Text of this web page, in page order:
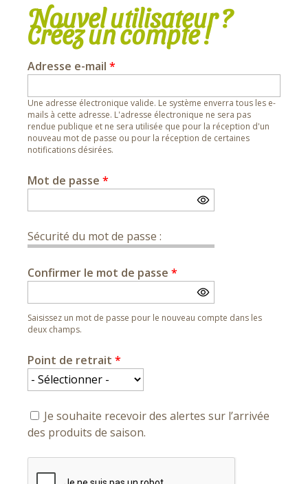
Nouvel utilisateur ?
Créez un compte !
Adresse e-mail *
Une adresse électronique valide. Le système enverra tous les e-
mails à cette adresse. L'adresse électronique ne sera pas
rendue publique et ne sera utilisée que pour la réception d'un
nouveau mot de passe ou pour la réception de certaines
notifications désirées.
Mot de passe *
Sécurité du mot de passe :
Confirmer le mot de passe *
Saisissez un mot de passe pour le nouveau compte dans les
deux champs.
Point de retrait *
Je souhaite recevoir des alertes sur l’arrivée
des produits de saison.